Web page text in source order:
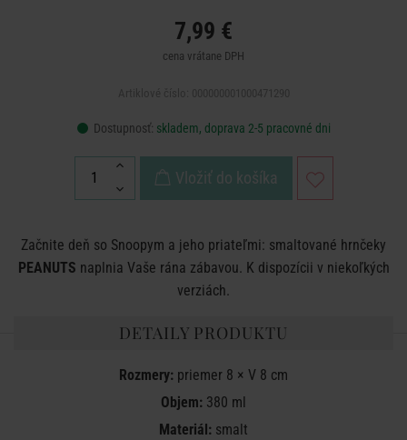
7,99 €
cena vrátane DPH
Dostupnosť: skladem, doprava 2-5 pracovné dni
Vložiť do košíka
Začnite deň so Snoopym a jeho priateľmi: smaltované hrnčeky
PEANUTS naplnia Vaše rána zábavou. K dispozícii v niekoľkých
verziách.
DETAILY PRODUKTU
Rozmery: priemer 8 × V 8 cm
Objem: 380 ml
Materiál: smalt